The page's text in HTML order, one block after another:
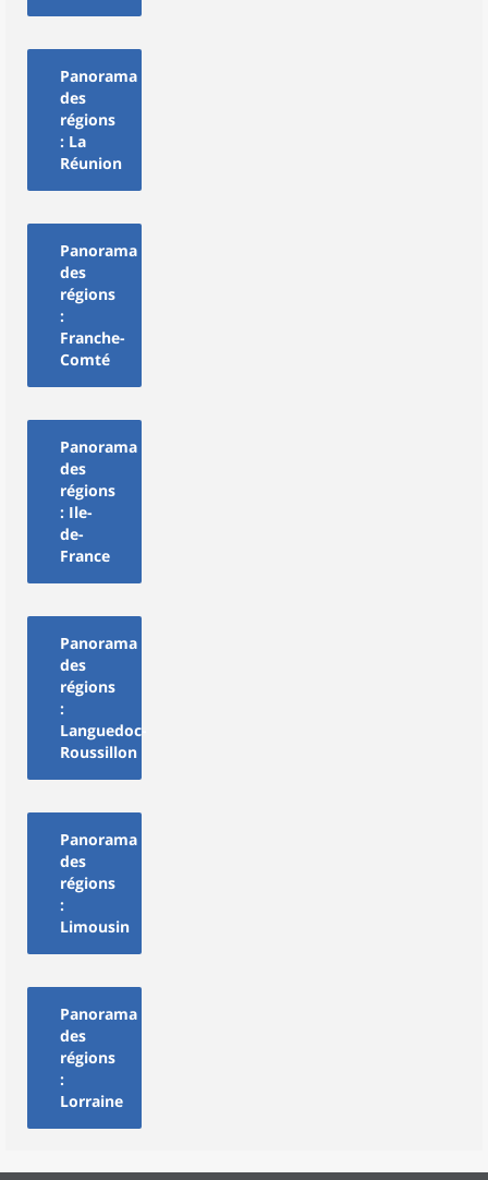
Panorama
des
régions
: La
Réunion
Panorama
des
régions
:
Franche-
Comté
Panorama
des
régions
: Ile-
de-
France
Panorama
des
régions
:
Languedoc-
Roussillon
Panorama
des
régions
:
Limousin
Panorama
des
régions
:
Lorraine